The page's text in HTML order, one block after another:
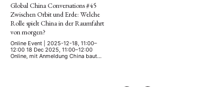
Global China Conversations #45
Zwischen Orbit und Erde: Welche
Rolle spielt China in der Raumfahrt
von morgen?
Online Event | 2025-12-18, 11:00–
12:00 18 Dec 2025, 11:00–12:00
Online, mit Anmeldung China baut